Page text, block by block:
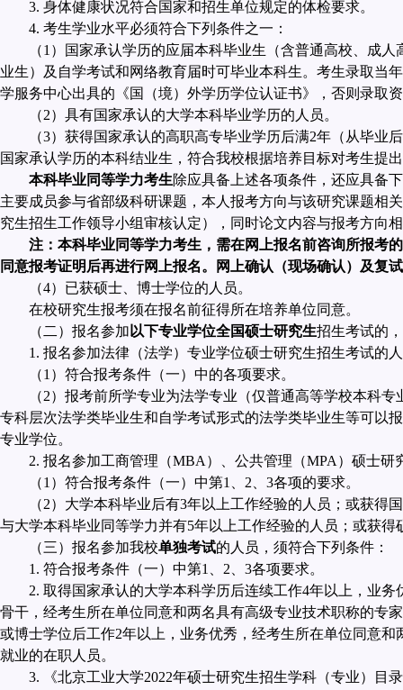
3. 身体健康状况符合国家和招生单位规定的体检要求。
4. 考生学业水平必须符合下列条件之一：
（1 ）国家承认学历的应届本科毕业生（含普通高校、成
业生）及自学考试和网络教育届时可毕业本科生。考生录取当
学服务中心出具的《国（境）外学历学位认证书》，否则录取
（2）具有国家承认的大学本科毕业学历的人员。
（3）获得国家承认的高职高专毕业学历后满2年（从毕业
国家承认学历的本科结业生，符合我校根据培养目标对考生提
本科毕业同等学力考生除应具备上述各项条件，还应具备
主要成员参与省部级科研课题，本人报考方向与该研究课题相
究生招生工作领导小组审核认定），同时论文内容与报考方向
注：本科毕业同等学力考生，需在网上报名前咨询所报考
同意报考证明后再进行网上报名。网上确认（现场确认）及复
（4）已获硕士、博士学位的人员。
在校研究生报考须在报名前征得所在培养单位同意。
（二）报名参加 以下专业学位全国硕士研究生招生考试的
1. 报名参加法律（法学）专业学位硕士研究生招生考试的
（1 ）符合报考条件（一）中的各项要求。
（2）报考前所学专业为法学专业（仅普通高等学校本科
专科层次法学类毕业生和自学考试形式的法学类毕业生等可以
专业学位。
2. 报名参加工商管理（MBA ）、公共管理（MPA ）硕士研
（1 ）符合报考条件（一）中第1 2 3各项的要求。
（2）大学本科毕业后有3年以上工作经验的人员；或获得
与大学本科毕业同等学力并有5年以上工作经验的人员；或获得
（三）报名参加我校单独考试的人员，须符合下列条件：
1. 符合报考条件（一）中第1 2 3各项要求。
2. 取得国家承认的大学本科学历后连续工作4年以上，业务
骨干，经考生所在单位同意和两名具有高级专业技术职称的专
或博士学位后工作2年以上，业务优秀，经考生所在单位同意
就业的在职人员。
3.
《北京工业大学2022年硕士研究生招生学科（专业）目